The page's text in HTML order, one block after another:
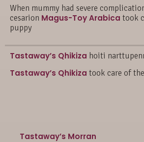
When mummy had severe
cesarion Magus-Toy Arabica took
puppy
Tastaway’s Qhikiza hoiti
Tastaway’s Qhikiza took care of
Tastaway’s Morran